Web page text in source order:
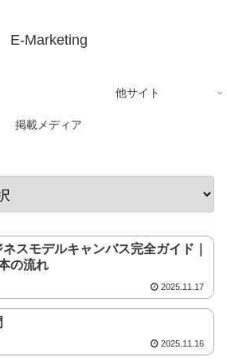
E-Marketing
他サイト
掲載メディア
ネスモデルキャンバス完全ガイド｜
の流れ
2025.11.17
2025.11.16